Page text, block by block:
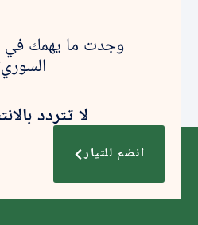
وجدت ما يهمك في
لا تتردد
انضم للتيار